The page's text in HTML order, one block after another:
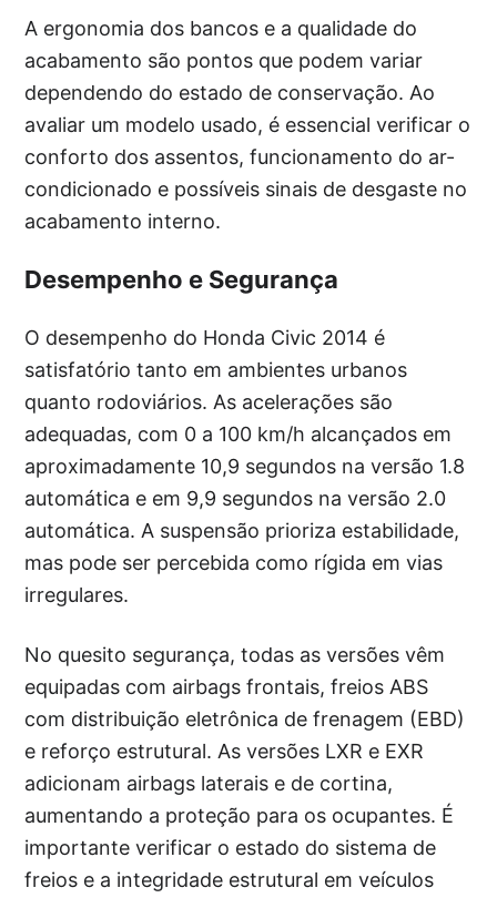
A ergonomia dos bancos e a qualidade do
acabamento são pontos que podem variar
dependendo do estado de conservação. Ao
avaliar um modelo usado, é essencial verificar o
conforto dos assentos, funcionamento do ar-
condicionado e possíveis sinais de desgaste no
acabamento interno.
Desempenho e Segurança
O desempenho do Honda Civic 2014 é
satisfatório tanto em ambientes urbanos
quanto rodoviários. As acelerações são
adequadas, com 0 a 100 km/h alcançados em
aproximadamente 10,9 segundos na versão 1.8
automática e em 9,9 segundos na versão 2.0
automática. A suspensão prioriza estabilidade,
mas pode ser percebida como rígida em vias
irregulares.
No quesito segurança, todas as versões vêm
equipadas com airbags frontais, freios ABS
com distribuição eletrônica de frenagem (EBD)
e reforço estrutural. As versões LXR e EXR
adicionam airbags laterais e de cortina,
aumentando a proteção para os ocupantes. É
importante verificar o estado do sistema de
freios e a integridade estrutural em veículos